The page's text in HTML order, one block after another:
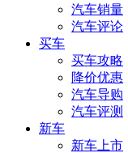
汽车销量
汽车评论
买车
买车攻略
降价优惠
汽车导购
汽车评测
新车
新车上市